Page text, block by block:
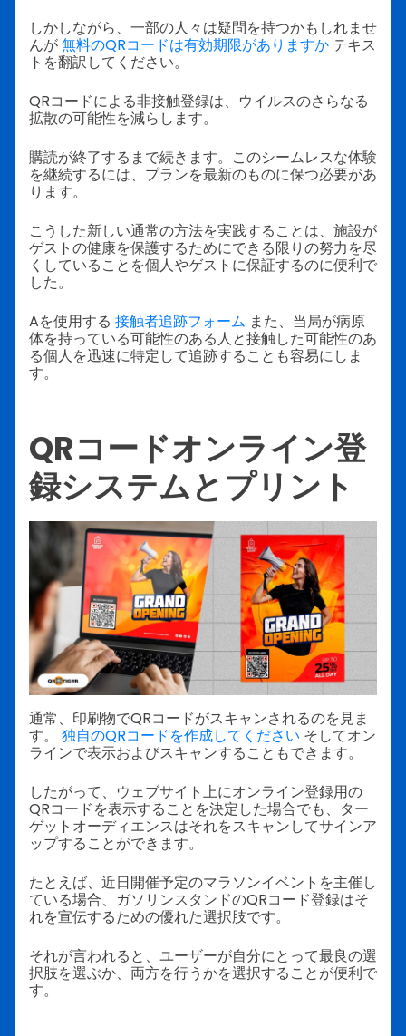
しかしながら、一部の人々は疑問を持つかもしれませ
んが無料のQRコードは有効期限がありますか テキス
トを翻訳してください。
QRコードによる非接触登録は、ウイルスのさらなる
拡散の可能性を減らします。
購読が終了するまで続きます。このシームレスな体験
を継続するには、プランを最新のものに保つ必要があ
ります。
こうした新しい通常の方法を実践することは、施設が
ゲストの健康を保護するためにできる限りの努力を尽
くしていることを個人やゲストに保証するのに便利で
した。
Aを使用する 接触者追跡フォーム また、当局が病原
体を持っている可能性のある人と接触した可能性のあ
る個人を迅速に特定して追跡することも容易にしま
す。
QRコードオンライン登
録システムとプリント
通常、印刷物でQRコードがスキャンされるのを見ま
す。 独自のQRコードを作成してください そしてオン
ラインで表示およびスキャンすることもできます。
したがって、ウェブサイト上にオンライン登録用の
QRコードを表示することを決定した場合でも、ター
ゲットオーディエンスはそれをスキャンしてサインア
ップすることができます。
たとえば、近日開催予定のマラソンイベントを主催し
ている場合、ガソリンスタンドのQRコード登録はそ
れを宣伝するための優れた選択肢です。
それが言われると、ユーザーが自分にとって最良の選
択肢を選ぶか、両方を行うかを選択することが便利で
す。